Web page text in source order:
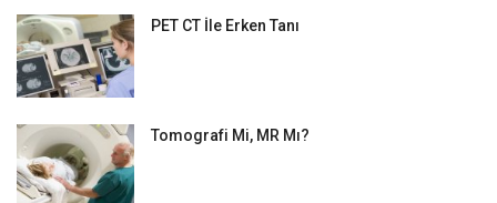
PET CT İle Erken Tanı
Tomografi Mi, MR Mı?